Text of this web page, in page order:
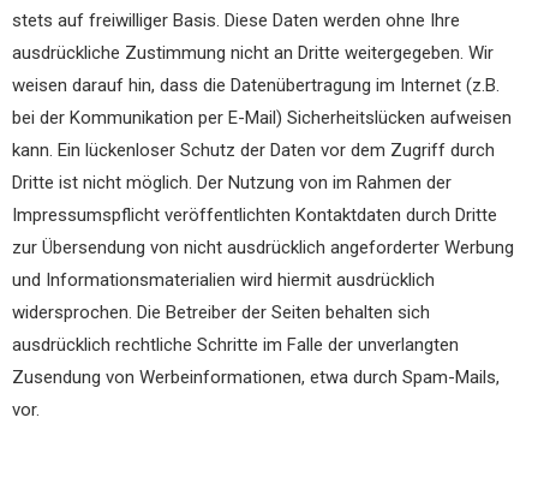
stets auf freiwilliger Basis. Diese Daten werden ohne Ihre
ausdrückliche Zustimmung nicht an Dritte weitergegeben. Wir
weisen darauf hin, dass die Datenübertragung im Internet (z.B.
bei der Kommunikation per E-Mail) Sicherheitslücken aufweisen
kann. Ein lückenloser Schutz der Daten vor dem Zugriff durch
Dritte ist nicht möglich. Der Nutzung von im Rahmen der
Impressumspflicht veröffentlichten Kontaktdaten durch Dritte
zur Übersendung von nicht ausdrücklich angeforderter Werbung
und Informationsmaterialien wird hiermit ausdrücklich
widersprochen. Die Betreiber der Seiten behalten sich
ausdrücklich rechtliche Schritte im Falle der unverlangten
Zusendung von Werbeinformationen, etwa durch Spam-Mails,
vor.